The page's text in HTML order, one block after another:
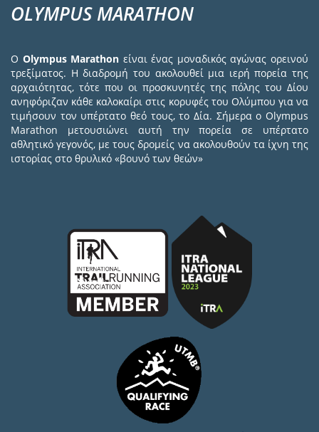
OLYMPUS MARATHON
Ο Olympus Marathon είναι ένας μοναδικός αγώνας ορεινού
τρεξίματος. Η διαδρομή του ακολουθεί μια ιερή πορεία της
αρχαιότητας, τότε που οι προσκυνητές της πόλης του Δίου
ανηφόριζαν κάθε καλοκαίρι στις κορυφές του Ολύμπου για να
τιμήσουν τον υπέρτατο θεό τους, το Δία. Σήμερα ο Olympus
Marathon μετουσιώνει αυτή την πορεία σε υπέρτατο
αθλητικό γεγονός, με τους δρομείς να ακολουθούν τα ίχνη της
ιστορίας στο θρυλικό «βουνό των θεών»